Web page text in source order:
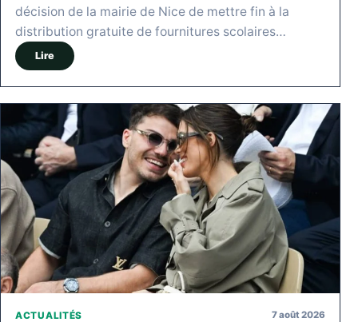
décision de la mairie de Nice de mettre fin à la
distribution gratuite de fournitures scolaires…
Lire
ACTUALITÉS 7 août 2026